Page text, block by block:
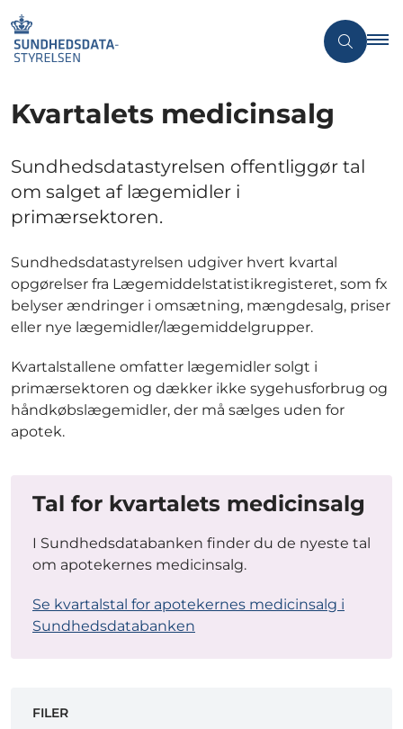
Kvartalets medicinsalg
Sundhedsdatastyrelsen offentliggør tal
om salget af lægemidler i
primærsektoren.
Sundhedsdatastyrelsen udgiver hvert kvartal
opgørelser fra Lægemiddelstatistikregisteret, som fx
belyser ændringer i omsætning, mængdesalg, priser
eller nye lægemidler/lægemiddelgrupper.
Kvartalstallene omfatter lægemidler solgt i
primærsektoren og dækker ikke sygehusforbrug og
håndkøbslægemidler, der må sælges uden for
apotek.
Tal for kvartalets medicinsalg
I Sundhedsdatabanken finder du de nyeste tal
om apotekernes medicinsalg.
Se kvartalstal for apotekernes medicinsalg i
Sundhedsdatabanken
FILER